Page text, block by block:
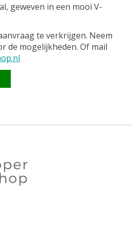
geweven in een mooi V-
te verkrijgen. Neem
de mogelijkheden. Of mail